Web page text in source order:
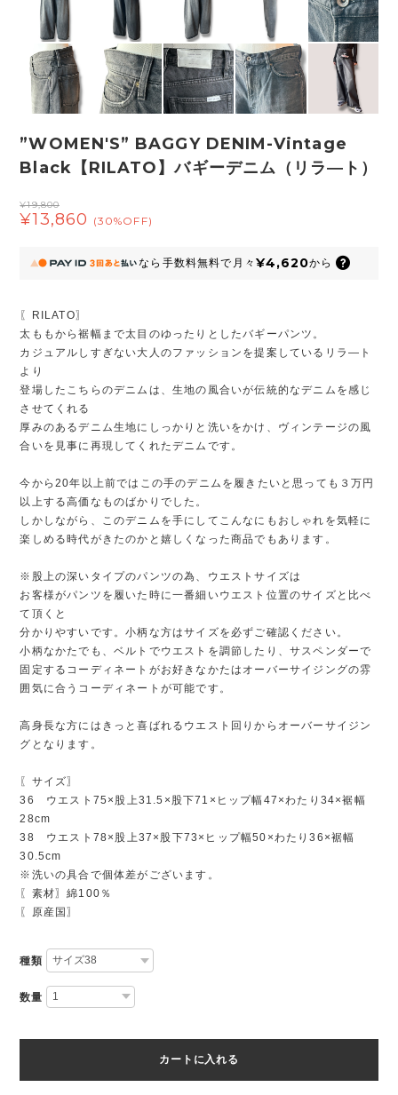
”WOMEN'S” BAGGY DENIM-Vintage
Black【RILATO】バギーデニム（リラ―ト）
¥19,800
¥13,860 (30%OFF)
なら 手数料無料で 月々 ¥4,620から
〖RILATO〗
太ももから裾幅まで太目のゆったりとしたバギーパンツ。
カジュアルしすぎない大人のファッションを提案しているリラ―ト
より
登場したこちらのデニムは、生地の風合いが伝統的なデニムを感じ
させてくれる
厚みのあるデニム生地にしっかりと洗いをかけ、ヴィンテージの風
合いを見事に再現してくれたデニムです。
今から20年以上前ではこの手のデニムを履きたいと思っても３万円
以上する高価なものばかりでした。
しかしながら、このデニムを手にしてこんなにもおしゃれを気軽に
楽しめる時代がきたのかと嬉しくなった商品でもあります。
※股上の深いタイプのパンツの為、ウエストサイズは
お客様がパンツを履いた時に一番細いウエスト位置のサイズと比べ
て頂くと
分かりやすいです。小柄な方はサイズを必ずご確認ください。
小柄なかたでも、ベルトでウエストを調節したり、サスペンダーで
固定するコーディネートがお好きなかたはオーバーサイジングの雰
囲気に合うコーディネートが可能です。
高身長な方にはきっと喜ばれるウエスト回りからオーバーサイジン
グとなります。
〖サイズ〗
36 ウエスト75×股上31.5×股下71×ヒップ幅47×わたり34×裾幅
28cm
38 ウエスト78×股上37×股下73×ヒップ幅50×わたり36×裾幅
30.5cm
※洗いの具合で個体差がございます。
〖素材〗綿100％
〖原産国〗
種類
数量
カートに入れる